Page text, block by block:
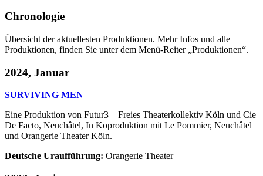
Chronologie
Übersicht der aktuellesten Produktionen. Mehr Infos und alle
Produktionen, finden Sie unter dem Menü-Reiter „Produktionen“.
2024, Januar
SURVIVING MEN
Eine Produktion von Futur3 – Freies Theaterkollektiv Köln und Cie
De Facto, Neuchâtel, In Koproduktion mit Le Pommier, Neuchâtel
und Orangerie Theater Köln.
Deutsche Uraufführung: Orangerie Theater